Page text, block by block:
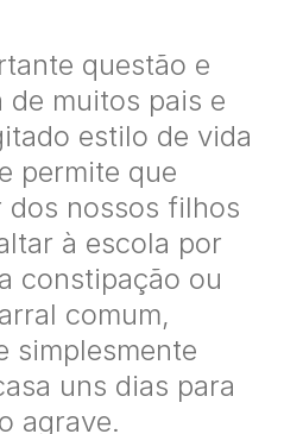
questão e
de muitos pais e
estilo de vida
permite que
dos nossos filhos
à escola por
constipação ou
comum,
simplesmente
uns dias para
agrave.